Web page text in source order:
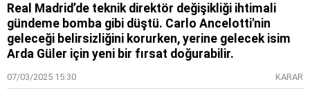
Real Madrid’de teknik direktör değişikliği ihtimali
gündeme bomba gibi düştü. Carlo Ancelotti'nin
geleceği belirsizliğini korurken, yerine gelecek isim
Arda Güler için yeni bir fırsat doğurabilir.
07/03/2025 15:30 KARAR